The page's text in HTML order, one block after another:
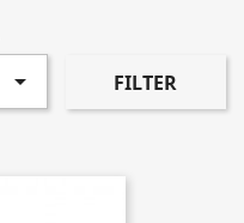
 FILTER